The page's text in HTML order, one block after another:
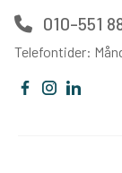
010-551
Telefontider: